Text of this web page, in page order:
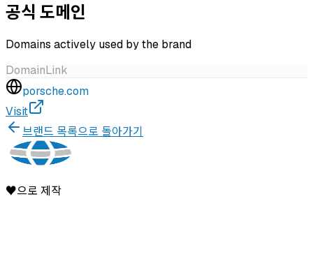
공식 도메인
Domains actively used by the brand
DomainLink
porsche.com
Visit
브랜드 목록으로 돌아가기
♥으로 제작